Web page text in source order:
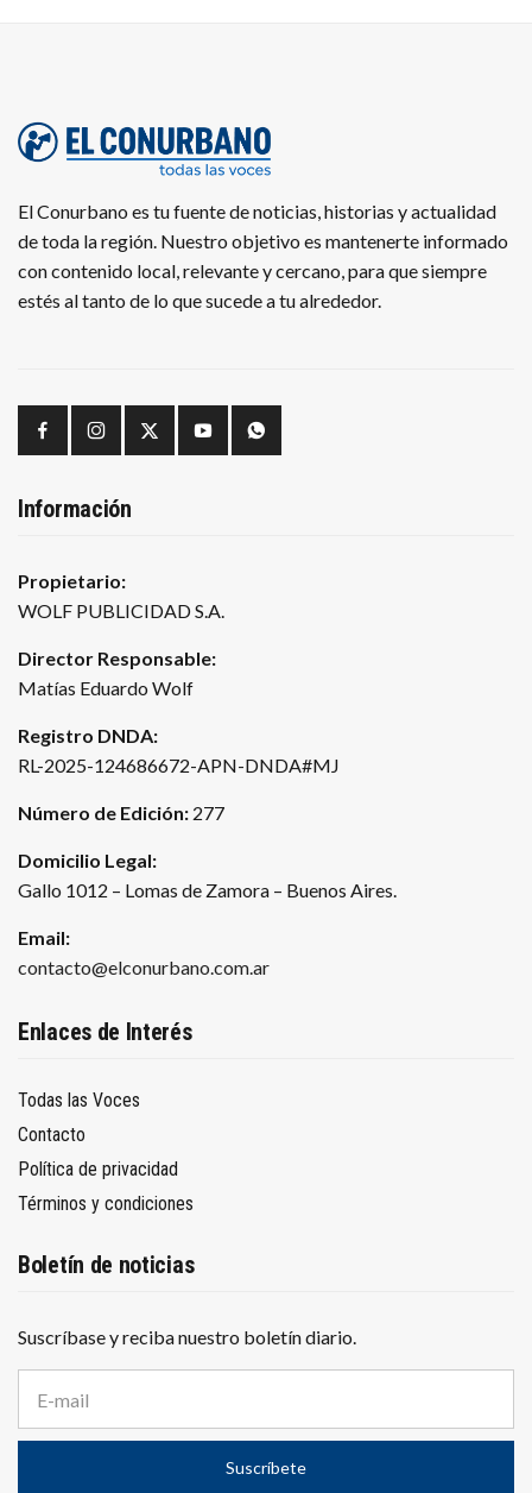
El Conurbano es tu fuente de noticias, historias y actualidad
de toda la región. Nuestro objetivo es mantenerte informado
con contenido local, relevante y cercano, para que siempre
estés al tanto de lo que sucede a tu alrededor.
Información
Propietario:
WOLF PUBLICIDAD S.A.
Director Responsable:
Matías Eduardo Wolf
Registro DNDA:
RL-2025-124686672-APN-DNDA#MJ
Número de Edición: 277
Domicilio Legal:
Gallo 1012 – Lomas de Zamora – Buenos Aires.
Email:
contacto@elconurbano.com.ar
Enlaces de Interés
Todas las Voces
Contacto
Política de privacidad
Términos y condiciones
Boletín de noticias
Suscríbase y reciba nuestro boletín diario.
r
e
Suscríbete